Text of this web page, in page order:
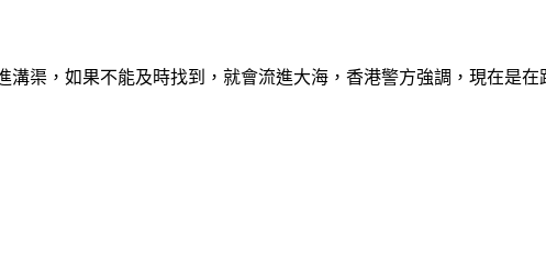
渠，如果不能及時找到，就會流進大海，香港警方強調，現在是在